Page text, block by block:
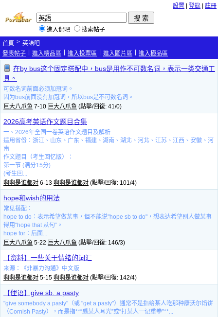
設置 登錄 註冊
進入侃吧
搜索帖子
首頁 > 英語吧
發表帖子
進入精品區 進入投票區 進入圖片區 進入極品區
在by bus这个固定搭配中，bus是用作不可数名词，表示一类交通工
具。
可数名词前面必须加冠词。
因为bus前面没有加冠词，所以bus是不可数名词。
巨大八爪鱼 7-10 巨大八爪鱼 (點擊/回復: 41/0)
2026高考英语作文题目合集
一、2026年全国一卷英语作文题目及解析
适用省份：浙江、山东、广东、福建、湖南、湖北、河北、江苏、江西、安徽、河
南
作文题目（考生回忆版）：
第一节 (满分15分)
(考生回...
啊啊是谁都对 6-13 啊啊是谁都对 (點擊/回復: 101/4)
hope和wish的用法
常见搭配：
‌hope to do‌：表示希望做某事，但不能说"hope sb to do"，想表达希望别人做某事
得用"hope that 从句”。
‌hope for‌：后面...
巨大八爪鱼 5-22 巨大八爪鱼 (點擊/回復: 146/3)
【资料】一些关于情绪的词汇
来源：《非暴力沟通》中文版
啊啊是谁都对 5-15 啊啊是谁都对 (點擊/回復: 142/4)
【俚语】give sb. a pasty
"give somebody a pasty"（或 "get a pasty"）通常不是指给某人吃那种康沃尔馅饼
（Cornish Pasty），而是指**“扇某人耳光”或“打某人一记重拳”**...